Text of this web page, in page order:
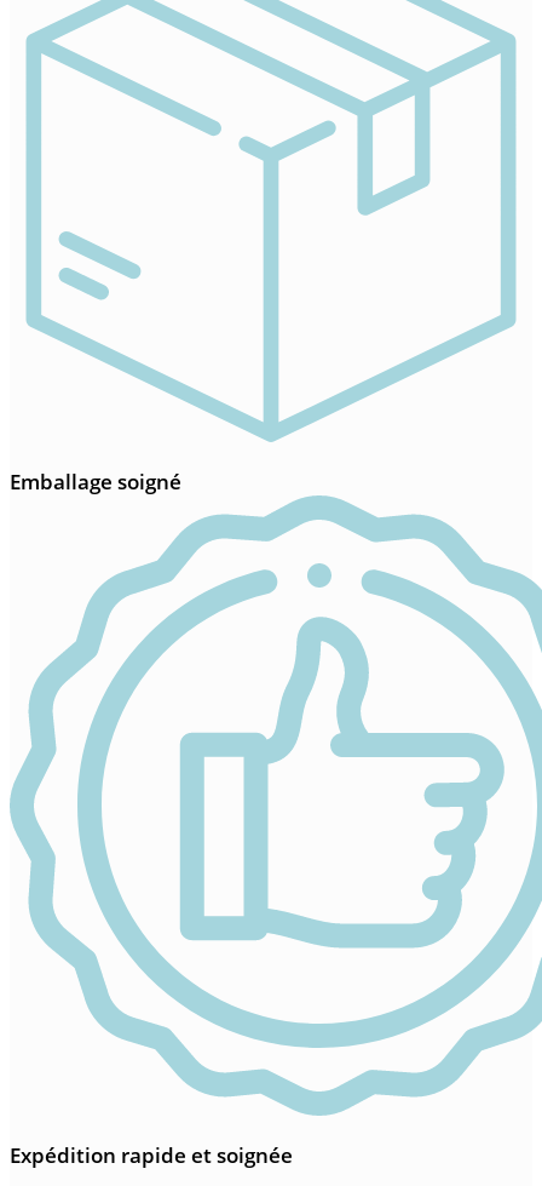
Emballage soigné
Expédition rapide et soignée